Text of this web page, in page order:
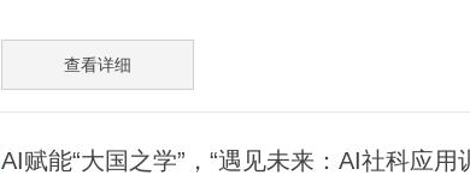
查看详细
AI赋能“大国之学”，“遇见未来：AI社科应